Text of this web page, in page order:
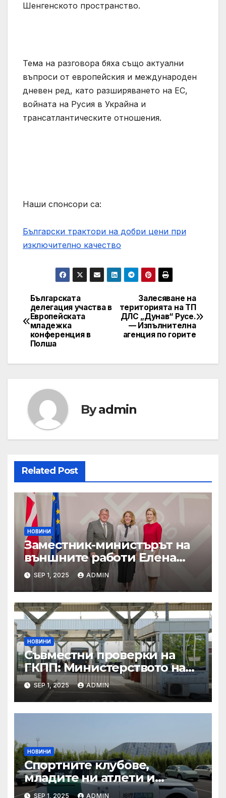
Шенгенското пространство.
Тема на разговора бяха също актуални
въпроси от европейския и международен
дневен ред, като разширяването на ЕС,
войната на Русия в Украйна и
трансатлантическите отношения.
Наши спонсори са:
Български трактори на добри цени при
изключително качество
Post
navigation
Залесяване на
територията на ТП
ДЛС „Дунав“ Русе.
— Изпълнителна
агенция по горите
Българската
делегация участва в
Европейската
младежка
конференция в
Полша
Byadmin
Related Post
НОВИНИ
Заместник-министърът на
външните работи Елена
Шекерлетова участва в
неформалната среща на
министрите на външните
работи на ЕС във формат
„Гимних“ на 30 август 2025 г.
в Копенхаген
SEP 1, 2025 ADMIN
НОВИНИ
Съвместни проверки на
ГКПП: Министерството на
туризма и контролните
органи откриха нарушения
при пътувания
SEP 1, 2025 ADMIN
НОВИНИ
Спортните клубове,
младите ни атлети и
техните треньори имат
SEP 1, 2025 ADMIN